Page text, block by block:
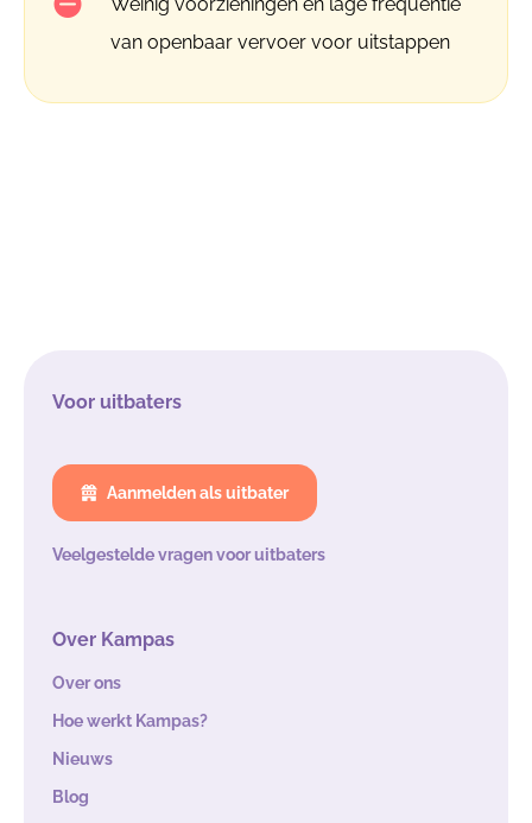
van openbaar vervoer voor uitstappen
Voor uitbaters
Aanmelden als uitbater
Veelgestelde vragen voor uitbaters
Over Kampas
Over ons
Hoe werkt Kampas?
Nieuws
Blog